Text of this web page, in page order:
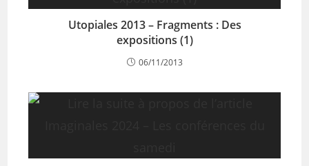
Utopiales 2013 – Fragments : Des
expositions (1)
06/11/2013